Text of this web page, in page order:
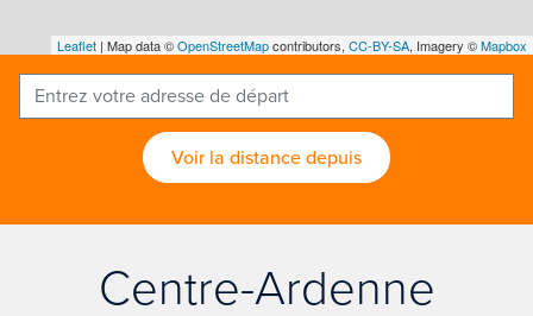
Leaflet | Map data ©OpenStreetMapcontributors, CC-BY-SA, Imagery ©Mapbox
Voir la distance depuis
Centre-Ardenne